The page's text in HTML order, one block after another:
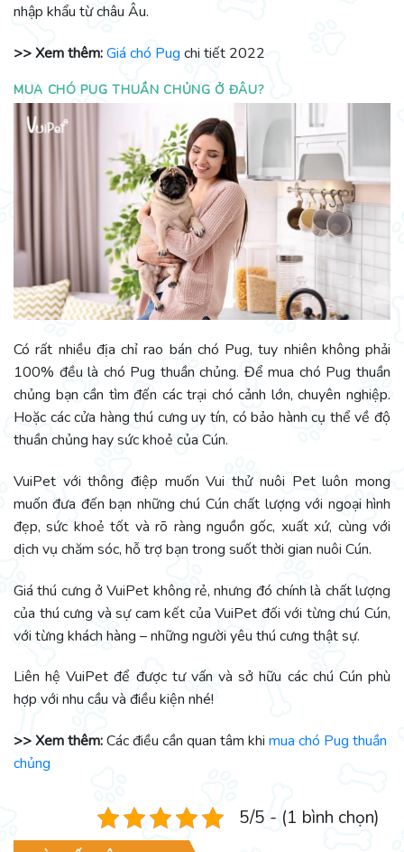
nhập khẩu từ châu Âu.
>> Xem thêm:Giá chó Pug chi tiết 2022
MUA CHÓ PUG THUẦN CHỦNG Ở ĐÂU?
Có rất nhiều địa chỉ rao bán chó Pug, tuy nhiên không phải
100% đều là chó Pug thuần chủng. Để mua chó Pug thuần
chủng bạn cần tìm đến các trại chó cảnh lớn, chuyên nghiệp.
Hoặc các cửa hàng thú cưng uy tín, có bảo hành cụ thể về độ
thuần chủng hay sức khoẻ của Cún.
VuiPet với thông điệp muốn Vui thử nuôi Pet luôn mong
muốn đưa đến bạn những chú Cún chất lượng với ngoại hình
đẹp, sức khoẻ tốt và rõ ràng nguồn gốc, xuất xứ, cùng với
dịch vụ chăm sóc, hỗ trợ bạn trong suốt thời gian nuôi Cún.
Giá thú cưng ở VuiPet không rẻ, nhưng đó chính là chất lượng
của thú cưng và sự cam kết của VuiPet đối với từng chú Cún,
với từng khách hàng – những người yêu thú cưng thật sự.
Liên hệ VuiPet để được tư vấn và sở hữu các chú Cún phù
hợp với nhu cầu và điều kiện nhé!
>> Xem thêm:Các điều cần quan tâm khi mua chó Pug thuần
chủng
5/5 - (1 bình chọn)